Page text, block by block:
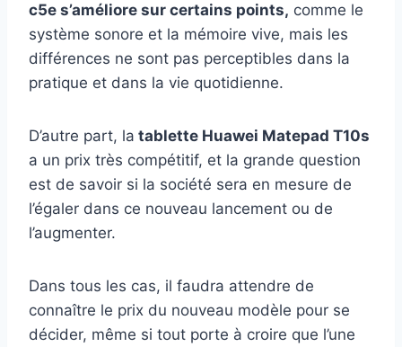
c5e s’améliore sur certains points, comme le
système sonore et la mémoire vive, mais les
différences ne sont pas perceptibles dans la
pratique et dans la vie quotidienne.
D’autre part, la tablette Huawei Matepad T10s
a un prix très compétitif, et la grande question
est de savoir si la société sera en mesure de
l’égaler dans ce nouveau lancement ou de
l’augmenter.
Dans tous les cas, il faudra attendre de
connaître le prix du nouveau modèle pour se
décider, même si tout porte à croire que l’une